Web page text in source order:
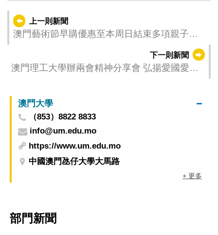
上一則新聞
澳門藝術節早購優惠至本周日結束多項親子節
下一則新聞
澳門理工大學辦兩會精神分享會 弘揚愛國愛澳
澳門大學
（853）8822 8833
info@um.edu.mo
https://www.um.edu.mo
中國澳門氹仔大學大馬路
+ 更多
部門新聞